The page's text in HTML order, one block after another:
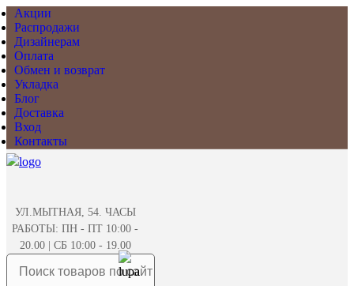
Акции
Распродажи
Дизайнерам
Оплата
Обмен и возврат
Укладка
Блог
Доставка
Вход
Контакты
УЛ.МЫТНАЯ, 54. ЧАСЫ
РАБОТЫ: ПН - ПТ 10:00 -
20.00 | СБ 10:00 - 19.00